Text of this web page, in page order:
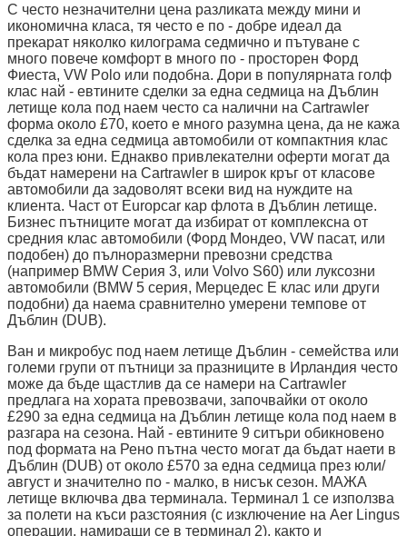
С често незначителни цена разликата между мини и
икономична класа, тя често е по - добре идеал да
прекарат няколко килограма седмично и пътуване с
много повече комфорт в много по - просторен Форд
Фиеста, VW Polo или подобна. Дори в популярната голф
клас най - евтините сделки за една седмица на Дъблин
летище кола под наем често са налични на Cartrawler
форма около £70, което е много разумна цена, да не кажа
сделка за една седмица автомобили от компактния клас
кола през юни. Еднакво привлекателни оферти могат да
бъдат намерени на Cartrawler в широк кръг от класове
автомобили да задоволят всеки вид на нуждите на
клиента. Част от Europcar кар флота в Дъблин летище.
Бизнес пътниците могат да избират от комплексна от
средния клас автомобили (Форд Мондео, VW пасат, или
подобен) до пълноразмерни превозни средства
(например BMW Серия 3, или Volvo S60) или луксозни
автомобили (BMW 5 серия, Мерцедес Е клас или други
подобни) да наема сравнително умерени темпове от
Дъблин (DUB).
Ван и микробус под наем летище Дъблин - семейства или
големи групи от пътници за празниците в Ирландия често
може да бъде щастлив да се намери на Cartrawler
предлага на хората превозвачи, започвайки от около
£290 за една седмица на Дъблин летище кола под наем в
разгара на сезона. Най - евтините 9 ситъри обикновено
под формата на Рено пътна често могат да бъдат наети в
Дъблин (DUB) от около £570 за една седмица през юли/
август и значително по - малко, в нисък сезон. МАЖА
летище включва два терминала. Терминал 1 се използва
за полети на къси разстояния (с изключение на Aer Lingus
операции, намиращи се в терминал 2), както и